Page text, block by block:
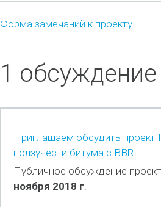
Форма замечаний к проекту
1 обсуждение
Приглашаем обсудить
ползучести битума с BBR
Публичное обсуждение
ноября 2018 г.